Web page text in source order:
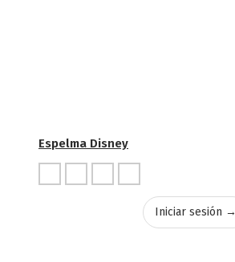
Espelma Disney
Iniciar sesión →